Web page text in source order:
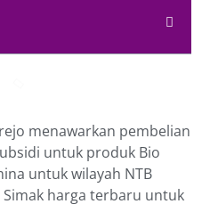
menawarkan pembelian
untuk produk Bio
untuk wilayah NTB
Simak harga terbaru untuk